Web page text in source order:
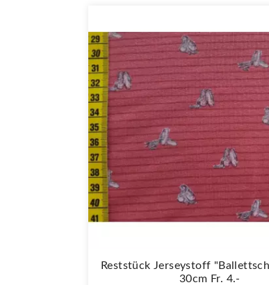
Reststück Jerseystoff
30cm Fr. 4.-